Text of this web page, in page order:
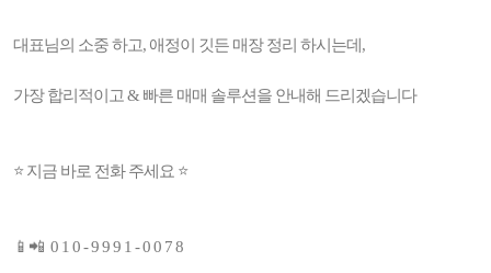
대표님의 소중 하고, 애정이 깃든 매장 정리 하시는데,
가장 합리적이고 & 빠른 매매 솔루션을 안내해 드리겠습니다
⭐ 지금 바로 전화 주세요 ⭐
📱📲 0 1 0 - 9 9 9 1 - 0 0 7 8